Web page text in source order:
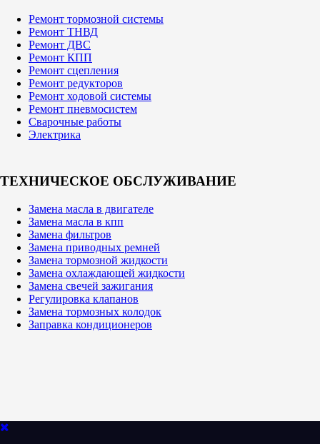
Ремонт тормозной системы
Ремонт ТНВД
Ремонт ДВС
Ремонт КПП
Ремонт сцепления
Ремонт редукторов
Ремонт ходовой системы
Ремонт пневмосистем
Сварочные работы
Электрика
ТЕХНИЧЕСКОЕ ОБСЛУЖИВАНИЕ
Замена масла в двигателе
Замена масла в кпп
Замена фильтров
Замена приводных ремней
Замена тормозной жидкости
Замена охлаждающей жидкости
Замена свечей зажигания
Регулировка клапанов
Замена тормозных колодок
Заправка кондиционеров